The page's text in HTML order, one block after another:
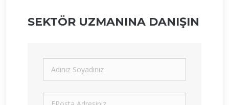
SEKTÖR UZMANINA DANIŞIN